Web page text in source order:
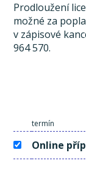
Prodloužení
možné za
v zápisové
964 570.
termín
Online